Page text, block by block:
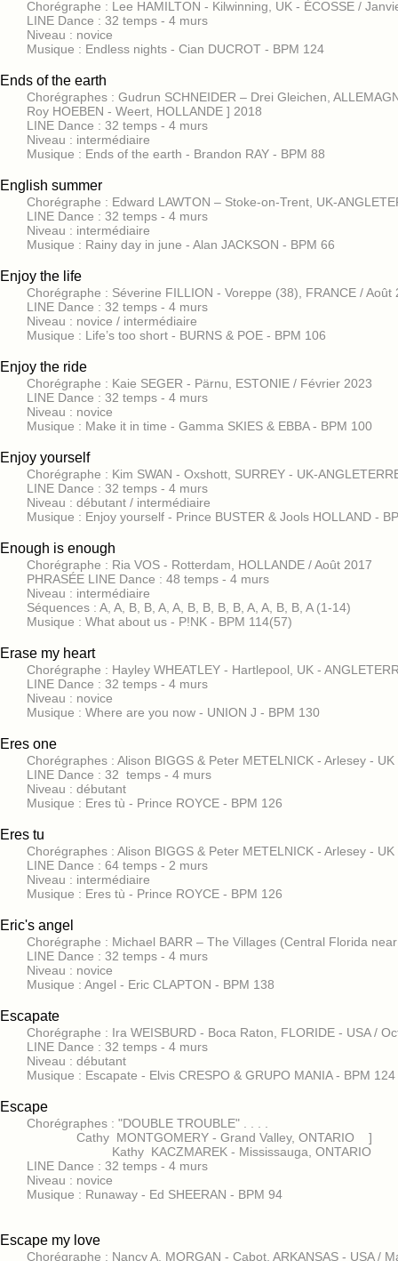
Chorégraphe : Lee HAMILTON - Kilwinning, UK - ÉCOSSE /
LINE Dance : 32 temps - 4 murs
Niveau : novice
Musique : Endless nights - Cian DUCROT - BPM 124
Ends of the earth
Chorégraphes : Gudrun SCHNEIDER – Drei Gleichen,
Roy HOEBEN - Weert, HOLLANDE ] 2018
LINE Dance : 32 temps - 4 murs
Niveau : intermédiaire
Musique : Ends of the earth - Brandon RAY - BPM 88
English summer
Chorégraphe : Edward LAWTON – Stoke-on-Trent, UK-
LINE Dance : 32 temps - 4 murs
Niveau : intermédiaire
Musique : Rainy day in june - Alan JACKSON - BPM 66
Enjoy the life
Chorégraphe : Séverine FILLION - Voreppe (38), FRANCE / Août
LINE Dance : 32 temps - 4 murs
Niveau : novice / intermédiaire
Musique : Life’s too short - BURNS & POE - BPM 106
Enjoy the ride
Chorégraphe : Kaie SEGER - Pärnu, ESTONIE / Février 2023
LINE Dance : 32 temps - 4 murs
Niveau : novice
Musique : Make it in time - Gamma SKIES & EBBA - BPM 100
Enjoy yourself
Chorégraphe : Kim SWAN - Oxshott, SURREY - UK-
LINE Dance : 32 temps - 4 murs
Niveau : débutant / intermédiaire
Musique : Enjoy yourself - Prince BUSTER & Jools HOLLAND -
Enough is enough
Chorégraphe : Ria VOS - Rotterdam, HOLLANDE / Août 2017
PHRASÉE LINE Dance : 48 temps - 4 murs
Niveau : intermédiaire
Séquences : A, A, B, B, A, A, B, B, B, B, A, A, B, B, A (1-14)
Musique : What about us - P!NK - BPM 114(57)
Erase my heart
Chorégraphe : Hayley WHEATLEY - Hartlepool, UK -
LINE Dance : 32 temps - 4 murs
Niveau : novice
Musique : Where are you now - UNION J - BPM 130
Eres one
Chorégraphes : Alison BIGGS & Peter METELNICK - Arlesey -
LINE Dance : 32 temps - 4 murs
Niveau : débutant
Musique : Eres tù - Prince ROYCE - BPM 126
Eres tu
Chorégraphes : Alison BIGGS & Peter METELNICK - Arlesey -
LINE Dance : 64 temps - 2 murs
Niveau : intermédiaire
Musique : Eres tù - Prince ROYCE - BPM 126
Eric's angel
Chorégraphe : Michael BARR – The Villages (Central Florida
LINE Dance : 32 temps - 4 murs
Niveau : novice
Musique : Angel - Eric CLAPTON - BPM 138
Escapate
Chorégraphe : Ira WEISBURD - Boca Raton, FLORIDE - USA /
LINE Dance : 32 temps - 4 murs
Niveau : débutant
Musique : Escapate - Elvis CRESPO & GRUPO MANIA - BPM 124
Escape
Chorégraphes : "DOUBLE TROUBLE" . . . .
Cathy MONTGOMERY - Grand Valley, ONTARIO ]
Kathy KACZMAREK - Mississauga, ONTARIO
LINE Dance : 32 temps - 4 murs
Niveau : novice
Musique : Runaway - Ed SHEERAN - BPM 94
Escape my love
Chorégraphe : Nancy A. MORGAN - Cabot, ARKANSAS - USA /